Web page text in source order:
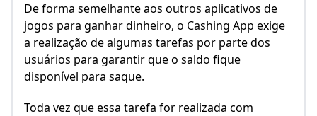
De forma semelhante aos outros aplicativos de
jogos para ganhar dinheiro, o Cashing App exige
a realização de algumas tarefas por parte dos
usuários para garantir que o saldo fique
disponível para saque.
Toda vez que essa tarefa for realizada com